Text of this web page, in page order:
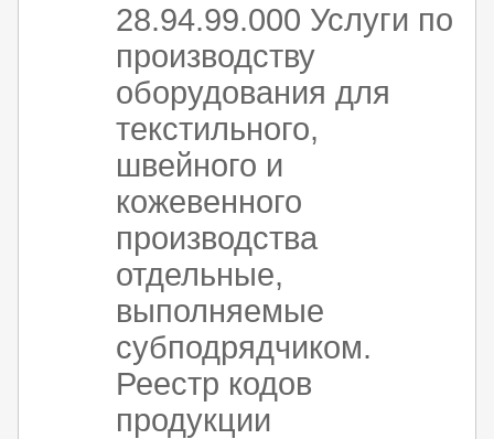
28.94.99.000 Услуги по
производству
оборудования для
текстильного,
швейного и
кожевенного
производства
отдельные,
выполняемые
субподрядчиком.
Реестр кодов
продукции